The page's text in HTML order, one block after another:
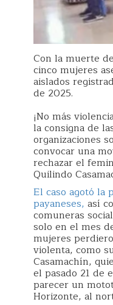
Con la muerte
cinco mujeres
aislados
de 2025.
¡No más
la consigna de
organizaciones
convocar una
rechazar el
Quilindo
El caso agotó la
payaneses, así
comuneras
solo en el mes
mujeres
violenta, como
Casamachín,
el pasado 21 de
parecer un
Horizonte, al